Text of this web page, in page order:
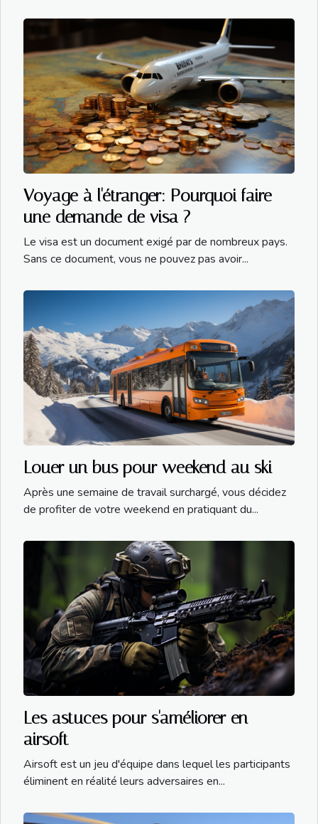
Voyage à l'étranger: Pourquoi faire
une demande de visa ?
Le visa est un document exigé par de nombreux pays.
Sans ce document, vous ne pouvez pas avoir...
Louer un bus pour weekend au ski
Après une semaine de travail surchargé, vous décidez
de profiter de votre weekend en pratiquant du...
Les astuces pour s'améliorer en
airsoft
Airsoft est un jeu d'équipe dans lequel les participants
éliminent en réalité leurs adversaires en...